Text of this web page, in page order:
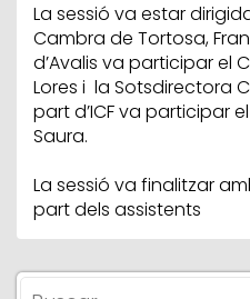
La sessió va estar
Cambra de Tortosa,
d’Avalis va participar el
Lores i la Sotsdirectora
part d’ICF va participar
Saura.
La sessió va finalitzar
part dels assistents